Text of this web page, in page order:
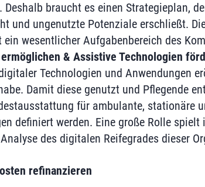
Deshalb braucht es einen Strategieplan,
und ungenutzte Potenziale erschließt.
wesentlicher Aufgabenbereich des
& Assistive Technologien
Technologien und Anwendungen
Damit diese genutzt und Pflegende
für ambulante, stationäre
definiert werden. Eine große Rolle
des digitalen Reifegrades dieser
refinanzieren